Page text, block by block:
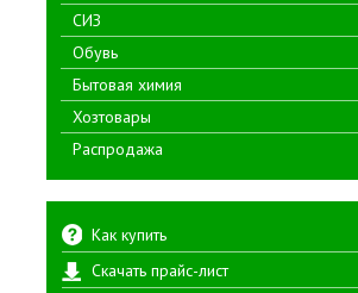
СИЗ
Обувь
Бытовая химия
Хозтовары
Распродажа
Как купить
Скачать прайс-лист